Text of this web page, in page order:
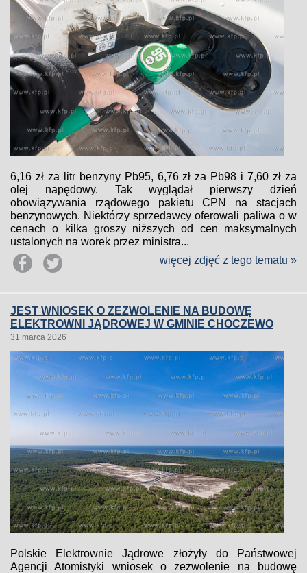
6,16 zł za litr benzyny Pb95, 6,76 zł za Pb98 i 7,60 zł za
olej napędowy. Tak wyglądał pierwszy dzień
obowiązywania rządowego pakietu CPN na stacjach
benzynowych. Niektórzy sprzedawcy oferowali paliwa o w
cenach o kilka groszy niższych od cen maksymalnych
ustalonych na worek przez ministra...
więcej zdjęć z tego tematu »
JEST WNIOSEK O ZEZWOLENIE NA BUDOWĘ
ELEKTROWNI JĄDROWEJ W GMINIE CHOCZEWO
31 marca 2026
Polskie Elektrownie Jądrowe złożyły do Państwowej
Agencji Atomistyki wniosek o zezwolenie na budowę